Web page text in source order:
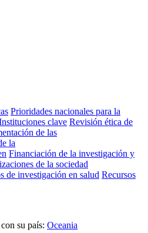
Prioridades nacionales para la
clave Revisión ética de
de las
la
Financiación de la investigación y
de la sociedad
de investigación en salud Recursos
su país: Oceania